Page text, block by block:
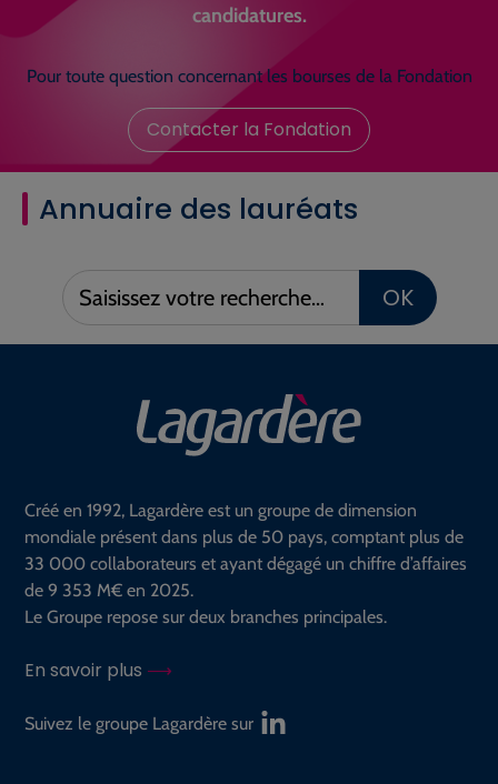
candidatures.
Pour toute question concernant les bourses de la Fondation
Contacter la Fondation
Annuaire des lauréats
Saisissez
votre
OK
Créé en 1992, Lagardère est un groupe de dimension
mondiale présent dans plus de 50 pays, comptant plus de
33 000 collaborateurs et ayant dégagé un chiffre d’affaires
de 9 353 M€ en 2025.
Le Groupe repose sur deux branches principales.
En savoir plus
Suivez le groupe Lagardère sur